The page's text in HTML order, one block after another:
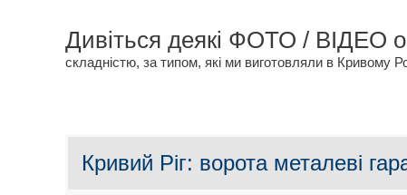
Дивіться деякі ФОТО / ВІДЕО
складністю, за типом, які ми виготовляли в Кривому
Кривий Ріг: ворота металеві